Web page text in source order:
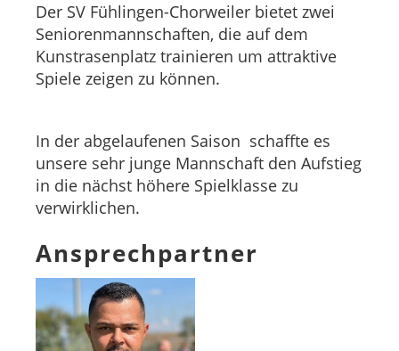
Der SV Fühlingen-Chorweiler bietet zwei
Seniorenmannschaften, die auf dem
Kunstrasenplatz trainieren um attraktive
Spiele zeigen zu können.
In der abgelaufenen Saison schaffte es
unsere sehr junge Mannschaft den Aufstieg
in die nächst höhere Spielklasse zu
verwirklichen.
Ansprechpartner